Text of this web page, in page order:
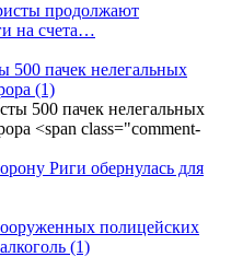
продолжают
на счета…
500 пачек нелегальных
(1)
Риги обернулась для
полицейских
(1)